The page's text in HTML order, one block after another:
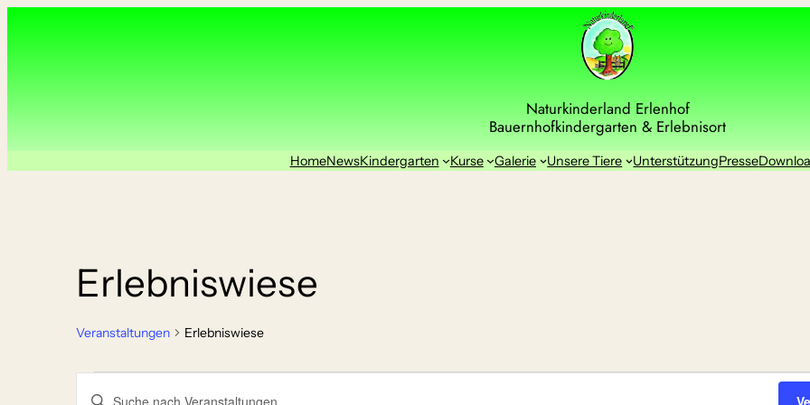
Naturkinderland Erlenhof
Bauernhofkindergarten & Erlebnisort
HomeNewsKindergarten Kurse Galerie Unsere Tiere UnterstützungPresse
Erlebniswiese
Veranstaltungen Erlebniswiese
Veranstaltungen
Veranstaltungen
Geben